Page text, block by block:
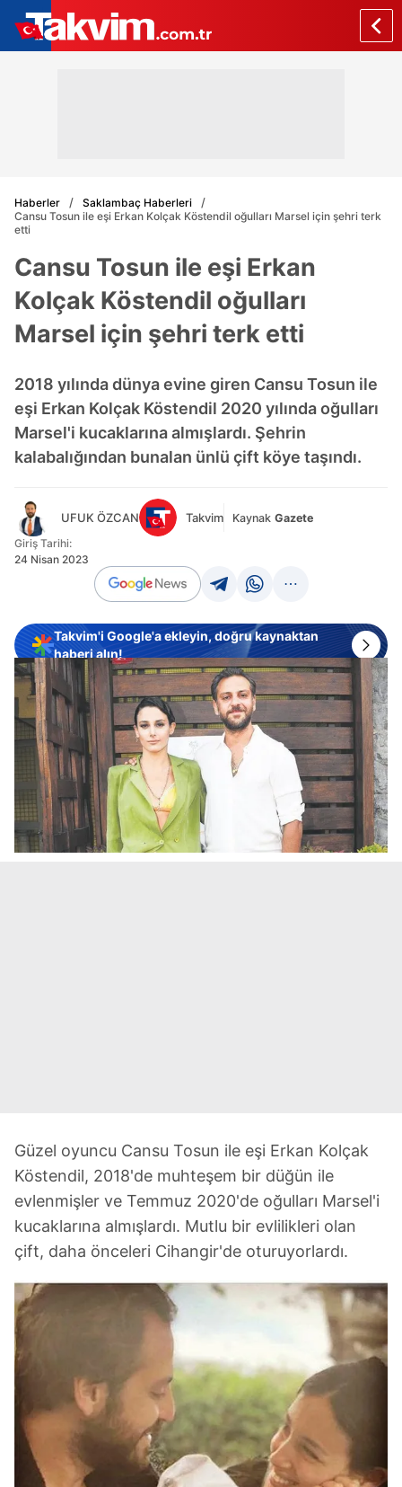
Haberler
Saklambaç Haberleri
Cansu Tosun ile eşi Erkan Kolçak Köstendil oğulları Marsel için şehri terk
etti
Cansu Tosun ile eşi Erkan
Kolçak Köstendil oğulları
Marsel için şehri terk etti
2018 yılında dünya evine giren Cansu Tosun ile
eşi Erkan Kolçak Köstendil 2020 yılında oğulları
Marsel'i kucaklarına almışlardı. Şehrin
kalabalığından bunalan ünlü çift köye taşındı.
UFUK ÖZCAN Takvim Kaynak Gazete
Giriş Tarihi:
24 Nisan 2023
Takvim'i Google'a ekleyin, doğru kaynaktan
haberi alın!
Güzel oyuncu Cansu Tosun ile eşi Erkan Kolçak
Köstendil, 2018'de muhteşem bir düğün ile
evlenmişler ve Temmuz 2020'de oğulları Marsel'i
kucaklarına almışlardı. Mutlu bir evlilikleri olan
çift, daha önceleri Cihangir'de oturuyorlardı.